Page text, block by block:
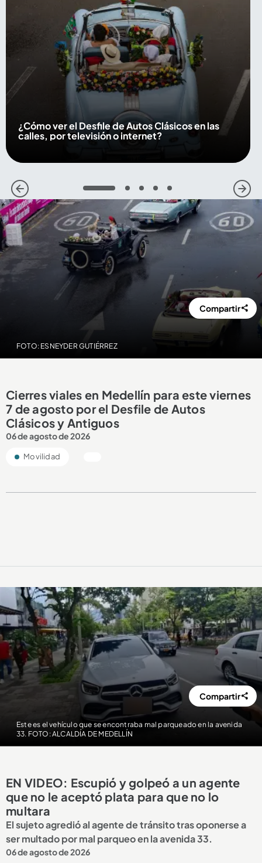
¿Cómo ver el Desfile de Autos Clásicos en las
calles, por televisión o internet?
1 2 3 4 5
FOTO: ESNEYDER GUTIÉRREZ
Compartir
Cierres viales en Medellín para este viernes
7 de agosto por el Desfile de Autos
Clásicos y Antiguos
06 de agosto de 2026
Movilidad
Este es el vehículo que se encontraba mal parqueado en la avenida
33. FOTO: ALCALDÍA DE MEDELLÍN
Compartir
EN VIDEO: Escupió y golpeó a un agente
que no le aceptó plata para que no lo
multara
El sujeto agredió al agente de tránsito tras oponerse a
ser multado por mal parqueo en la avenida 33.
06 de agosto de 2026